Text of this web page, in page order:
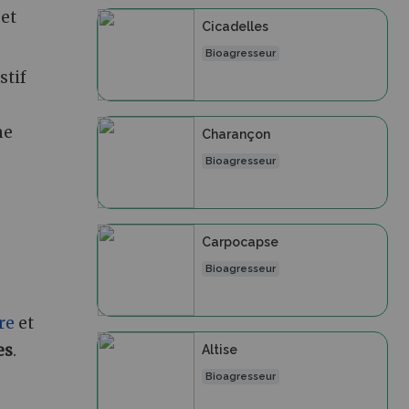
et
.
Cicadelles
Bioagresseur
Charançon
Bioagresseur
Carpocapse
Bioagresseur
Altise
Bioagresseur